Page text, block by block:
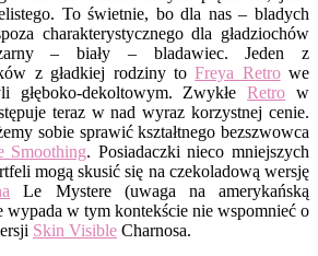
To świetnie, bo dla nas – bladych
charakterystycznego dla gładziochów
– biały – bladawiec. Jeden z
z gładkiej rodziny toFreya Retro we
głęboko-dekoltowym. ZwykłeRetro w
teraz w nad wyraz korzystnej cenie.
sobie sprawić kształtnego bezszwowca
Smoothing. Posiadaczki nieco mniejszych
mogą skusić się na czekoladową wersję
Le Mystere (uwaga na amerykańską
w tym kontekście nie wspomnieć o
Skin Visible Charnosa.